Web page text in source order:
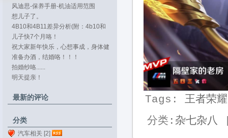
Tags: 王者荣耀
分类: 杂七杂八
风迪思-保养手册-机油适用范围
想儿子了。
4B10和4B11差异分析(附：4b10和
4b11...
儿子快7个月咯！
祝大家新年快乐，心想事成，身体健
康。
准备办酒，结婚咯！！！
拍婚纱咯......
明天提亲！
最新的评论
分类
汽车相关 [2]